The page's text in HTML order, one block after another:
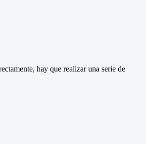
hay que realizar una serie de